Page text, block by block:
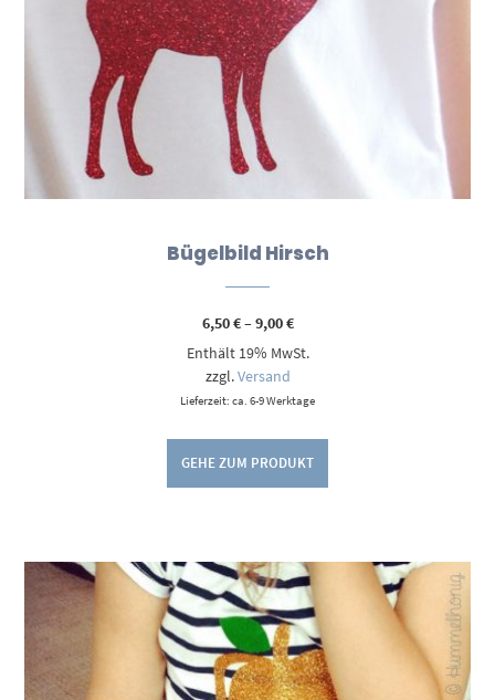
Bügelbild Hirsch
6,50€–9,00€Preisspanne:
bis
Enthält 19% MwSt.
zzgl.Versand
Lieferzeit: ca. 6-9 Werktage
GEHE ZUM PRODUKT